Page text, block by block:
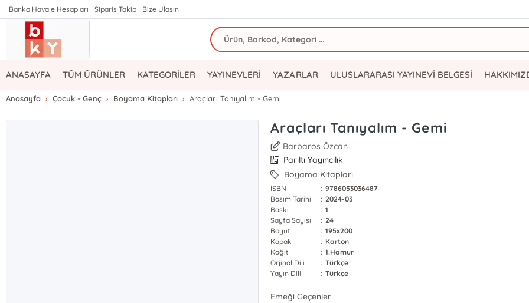
Banka Havale Hesapları Sipariş Takip Bize Ulaşın
ANASAYFA TÜM ÜRÜNLER KATEGORİLER YAYINEVLERİ YAZARLAR ULUSLARARASI YAYINEVİ BELGESİ
Anasayfa Çocuk - Genç Boyama Kitapları Araçları Tanıyalım - Gemi
Araçları Tanıyalım - Gemi
Barbaros Özcan
Parıltı Yayıncılık
Boyama Kitapları
ISBN : 9786053036487
Basım Tarihi
: 2024-03
Baskı
: 1
Sayfa Sayısı
: 24
Boyut
: 195x200
Kapak
: Karton
Kağıt
: 1.Hamur
Orjinal Dili
: Türkçe
Yayın Dili
: Türkçe
Emeği Geçenler